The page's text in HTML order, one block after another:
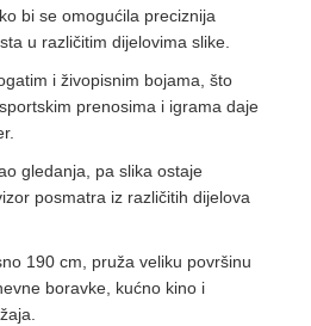
bi se omogućila preciznija
u različitim dijelovima slike.
i živopisnim bojama, što
prenosima i igrama daje
gledanja, pa slika ostaje
posmatra iz različitih dijelova
190 cm, pruža veliku površinu
boravke, kućno kino i